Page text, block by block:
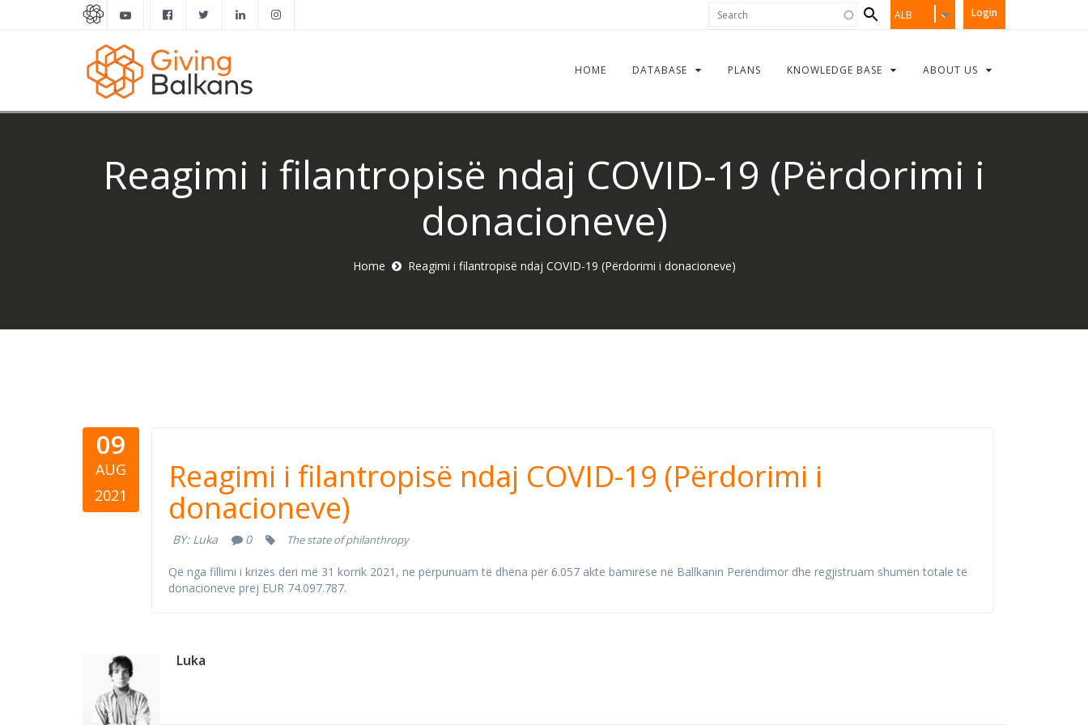
Login
ALB
Search
form
HOME DATABASE PLANS KNOWLEDGE BASE ABOUT US
Reagimi i filantropisë ndaj COVID-19 (Përdorimi i
donacioneve)
Home Reagimi i filantropisë ndaj COVID-19 (Përdorimi i donacioneve)
09
AUG
2021
Reagimi i filantropisë ndaj COVID-19
(Përdorimi i donacioneve)
Reagimi i filantropisë ndaj COVID-19 (Përdorimi i
donacioneve)
BY: Luka 0 The state of philanthropy
Që nga fillimi i krizës deri më 31 korrik 2021, ne përpunuam të dhëna për 6.057 akte bamirëse në Ballkanin Perëndimor dhe regjistruam shumën totale të
donacioneve prej EUR 74.097.787.
Luka